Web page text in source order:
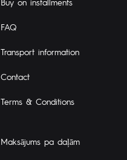
FAQ
Transport information
Contact
Terms & Conditions
Maksājums pa daļām